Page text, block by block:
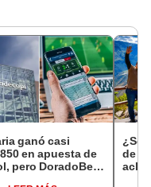
ganó casi
en apuesta de
pero DoradoBet
¿Se
de